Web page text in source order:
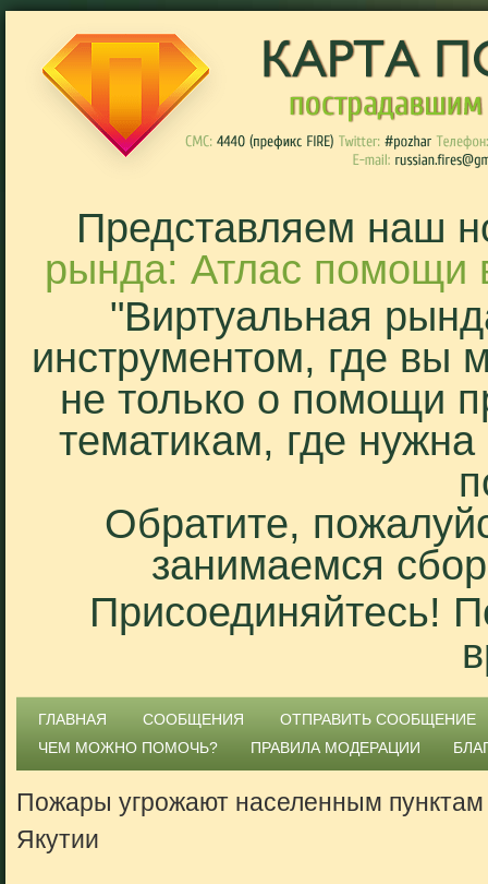
Представляем наш
рында: Атлас помощи
"Виртуальная
инструментом, где вы
не только о помощи
тематикам, где
Обратите,
занимаемся
Присоединяйтесь!
ГЛАВНАЯ СООБЩЕНИЯ
ОТПРАВИТЬ СООБЩЕНИЕ
ЧЕМ МОЖНО ПОМОЧЬ?
ПРАВИЛА МОДЕРАЦИИ
Пожары угрожают населенным пунктам
Якутии